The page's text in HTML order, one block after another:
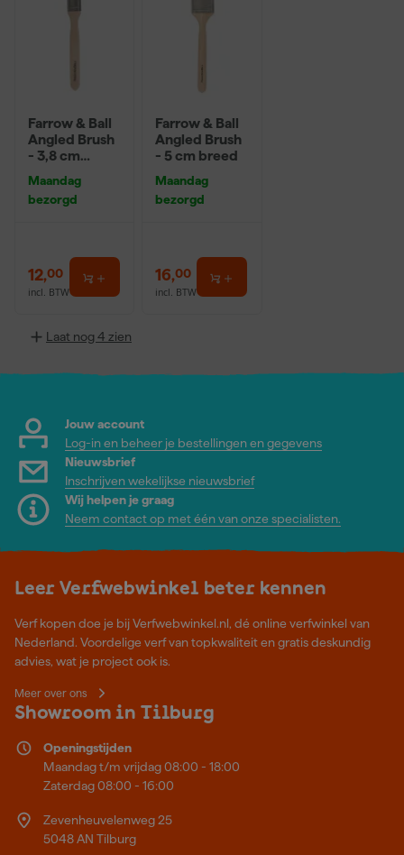
Farrow & Ball
Angled Brush
- 3,8 cm
Maandag
bezorgd
12,00
incl. BTW
Farrow & Ball
Angled Brush
- 5 cm breed
Maandag
bezorgd
16,00
incl. BTW
Laat nog 4 zien
Jouw account
Log-in en beheer je bestellingen en gegevens
Nieuwsbrief
Inschrijven wekelijkse nieuwsbrief
Wij helpen je graag
Neem contact op met één van onze specialisten.
Leer Verfwebwinkel beter kennen
Verf kopen doe je bij Verfwebwinkel.nl, dé online verfwinkel van
Nederland. Voordelige verf van topkwaliteit en gratis deskundig
advies, wat je project ook is.
Meer over ons
Showroom in Tilburg
Openingstijden
Maandag t/m vrijdag 08:00 - 18:00
Zaterdag 08:00 - 16:00
Zevenheuvelenweg 25
5048 AN Tilburg